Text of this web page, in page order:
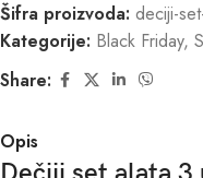
Šifra proizvoda: deciji-
Kategorije: Black Friday,
Share:
Opis